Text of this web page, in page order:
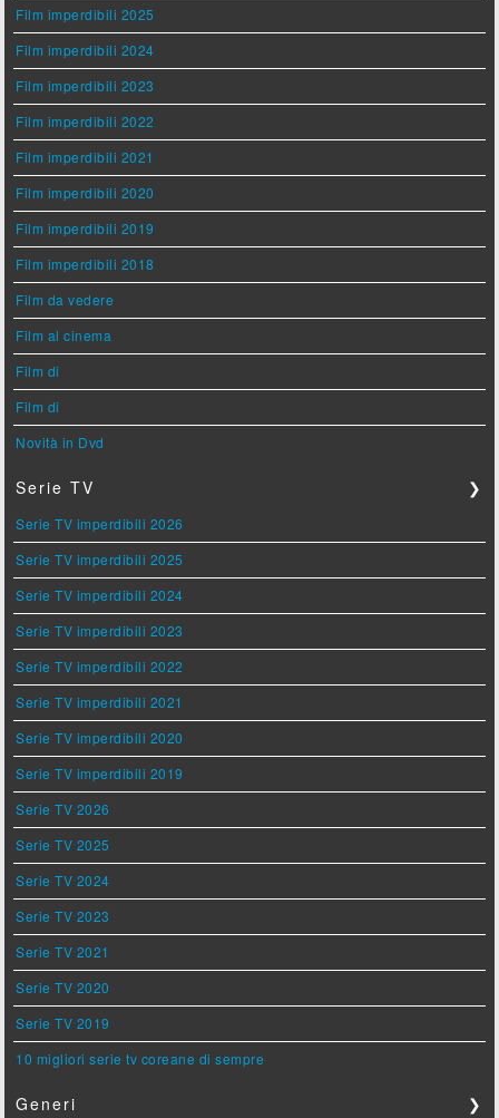
Film imperdibili 2025
Film imperdibili 2024
Film imperdibili 2023
Film imperdibili 2022
Film imperdibili 2021
Film imperdibili 2020
Film imperdibili 2019
Film imperdibili 2018
Film da vedere
Film al cinema
Film di
Film di
Novità in Dvd
Serie TV ❯
Serie TV imperdibili 2026
Serie TV imperdibili 2025
Serie TV imperdibili 2024
Serie TV imperdibili 2023
Serie TV imperdibili 2022
Serie TV imperdibili 2021
Serie TV imperdibili 2020
Serie TV imperdibili 2019
Serie TV 2026
Serie TV 2025
Serie TV 2024
Serie TV 2023
Serie TV 2021
Serie TV 2020
Serie TV 2019
10 migliori serie tv coreane di sempre
Generi ❯